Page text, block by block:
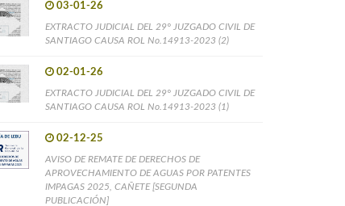
03-01-26
EXTRACTO JUDICIAL DEL 29° JUZGADO CIVIL DE
SANTIAGO CAUSA ROL No.14913-2023 (2)
02-01-26
EXTRACTO JUDICIAL DEL 29° JUZGADO CIVIL DE
SANTIAGO CAUSA ROL No.14913-2023 (1)
02-12-25
AVISO DE REMATE DE DERECHOS DE
APROVECHAMIENTO DE AGUAS POR PATENTES
IMPAGAS 2025, CAÑETE [SEGUNDA
PUBLICACIÓN]